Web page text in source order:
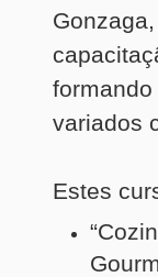
variados
Estes